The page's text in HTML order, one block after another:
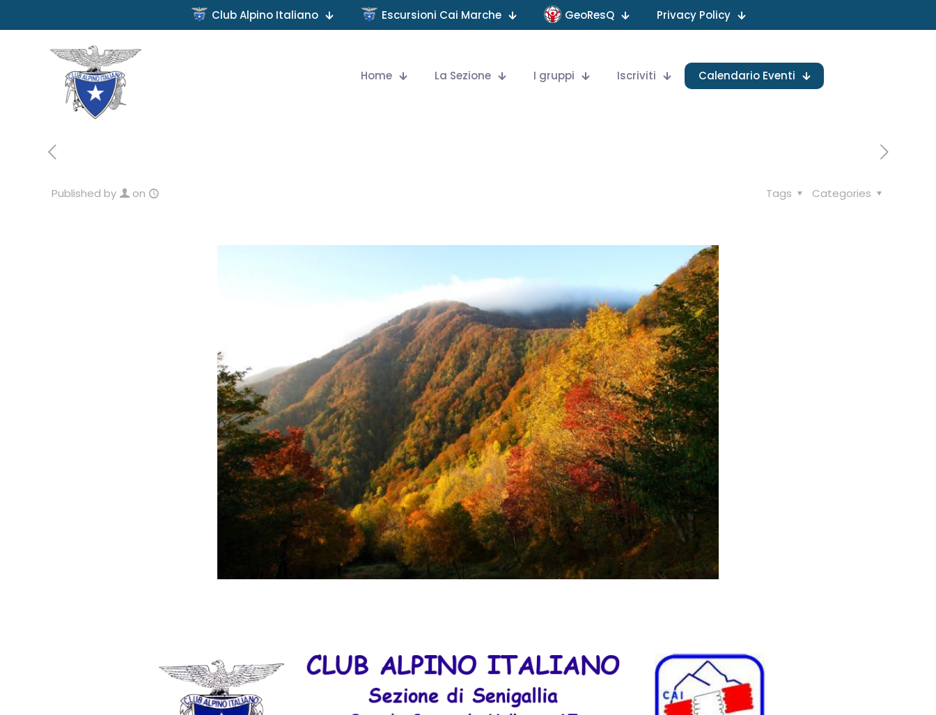
Club Alpino Italiano Escursioni Cai Marche GeoResQ Privacy Policy
Home La Sezione I gruppi Iscriviti Calendario Eventi
Published by on Categories
Tags